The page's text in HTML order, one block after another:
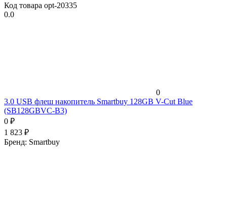
Код товара opt-20335
0.0
0
3.0 USB флеш накопитель Smartbuy 128GB V-Cut Blue
(SB128GBVC-B3)
0 ₽
1 823 ₽
Бренд: Smartbuy